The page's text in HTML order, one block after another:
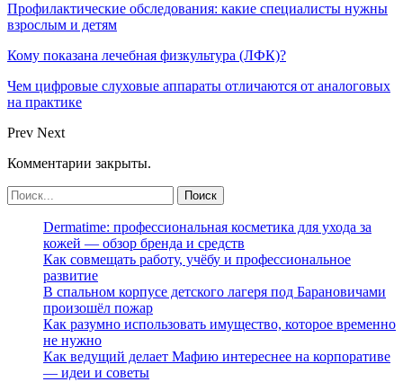
Профилактические обследования: какие специалисты нужны
взрослым и детям
Кому показана лечебная физкультура (ЛФК)?
Чем цифровые слуховые аппараты отличаются от аналоговых
на практике
Prev Next
Комментарии закрыты.
Dermatime: профессиональная косметика для ухода за
кожей — обзор бренда и средств
Как совмещать работу, учёбу и профессиональное
развитие
В спальном корпусе детского лагеря под Барановичами
произошёл пожар
Как разумно использовать имущество, которое временно
не нужно
Как ведущий делает Мафию интереснее на корпоративе
— идеи и советы